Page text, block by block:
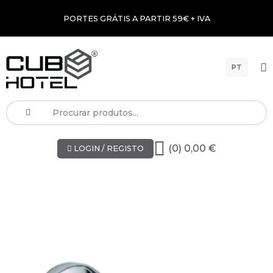
PORTES GRÁTIS A PARTIR 59€ + IVA
PT
LOGIN / REGISTO (0) 0,00 €